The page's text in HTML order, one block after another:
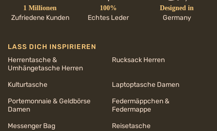
1 Millionen
Zufriedene Kunden
100%
Echtes Leder
Designed in
Germany
LASS DICH INSPIRIEREN
Herrentasche &
Umhängetasche Herren
Rucksack Herren
Kulturtasche
Laptoptasche Damen
Portemonnaie & Geldbörse
Damen
Federmäppchen &
Federmappe
Messenger Bag
Reisetasche